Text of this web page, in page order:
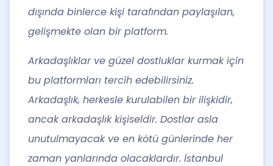
dışında binlerce kişi tarafından paylaşılan,
gelişmekte olan bir platform.
Arkadaşlıklar ve güzel dostluklar kurmak için
bu platformları tercih edebilirsiniz.
Arkadaşlık, herkesle kurulabilen bir ilişkidir,
ancak arkadaşlık kişiseldir. Dostlar asla
unutulmayacak ve en kötü günlerinde her
zaman yanlarında olacaklardır. İstanbul